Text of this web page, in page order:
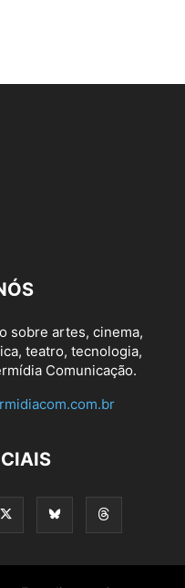
sobre artes, cinema,
teatro, tecnologia,
Comunicação.